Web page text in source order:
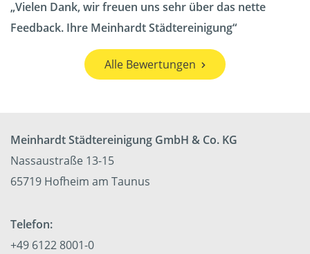
Vielen Dank, wir freuen uns sehr über das nette
Feedback. Ihre Meinhardt Städtereinigung
Alle Bewertungen
Meinhardt Städtereinigung GmbH & Co. KG
Nassaustraße 13-15
65719 Hofheim am Taunus
Telefon:
+49 6122 8001-0